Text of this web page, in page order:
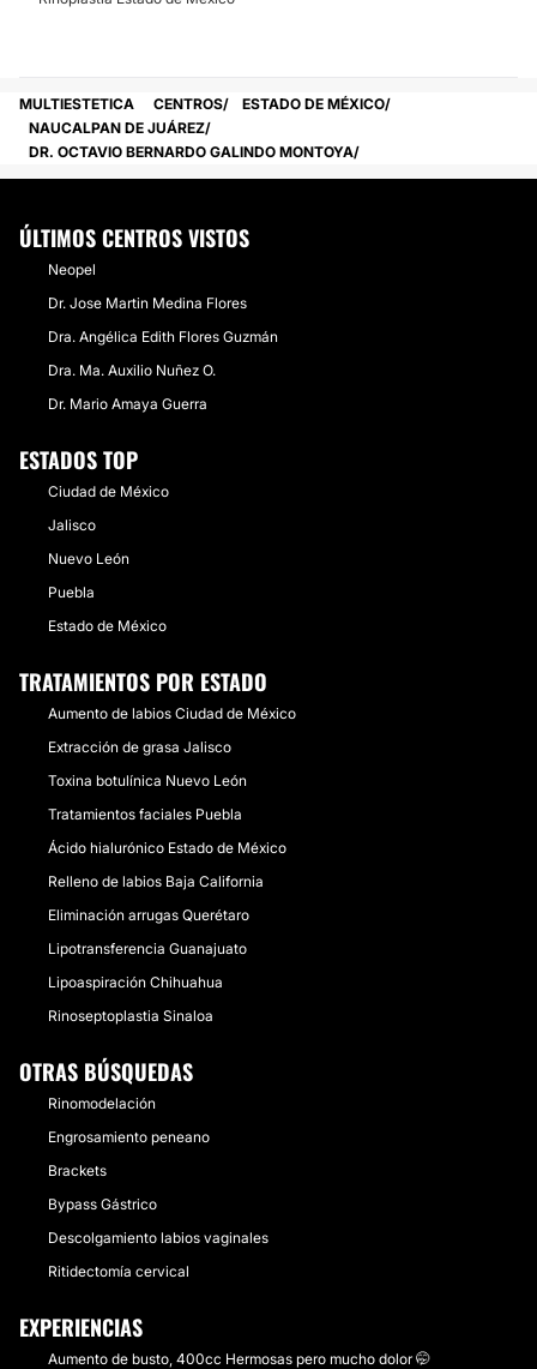
MULTIESTETICA CENTROS
ESTADO DE MÉXICO
NAUCALPAN DE JUÁREZ
DR. OCTAVIO BERNARDO GALINDO MONTOYA
ÚLTIMOS CENTROS VISTOS
Neopel
Dr. Jose Martin Medina Flores
Dra. Angélica Edith Flores Guzmán
Dra. Ma. Auxilio Nuñez O.
Dr. Mario Amaya Guerra
ESTADOS TOP
Ciudad de México
Jalisco
Nuevo León
Puebla
Estado de México
TRATAMIENTOS POR ESTADO
Aumento de labios Ciudad de México
Extracción de grasa Jalisco
Toxina botulínica Nuevo León
Tratamientos faciales Puebla
Ácido hialurónico Estado de México
Relleno de labios Baja California
Eliminación arrugas Querétaro
Lipotransferencia Guanajuato
Lipoaspiración Chihuahua
Rinoseptoplastia Sinaloa
OTRAS BÚSQUEDAS
Rinomodelación
Engrosamiento peneano
Brackets
Bypass Gástrico
Descolgamiento labios vaginales
Ritidectomía cervical
EXPERIENCIAS
Aumento de busto, 400cc Hermosas pero mucho dolor 🤭